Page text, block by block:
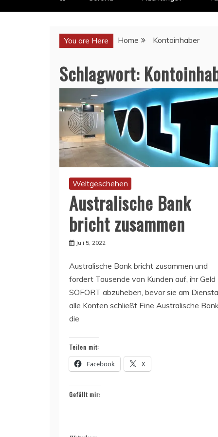
You are Here Home Kontoinhaber
Schlagwort:
Weltgeschehen
Australische Bank
bricht zusammen
Juli 5, 2022
Australische Bank bricht zusammen und
fordert Tausende von Kunden auf, ihr Geld
SOFORT abzuheben, bevor sie am
alle Konten schließt Eine Australische
die
Teilen mit:
Facebook X
Gefällt mir: